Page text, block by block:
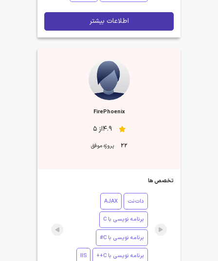
اطلاعات بیشتر
FirePhoenix
4.9از 5
22 پروژه موفق
تخصص ها
دات‌نت AJAX
برنامه نویسی با C
برنامه نویسی با C#
برنامه نویسی با C++ IIS